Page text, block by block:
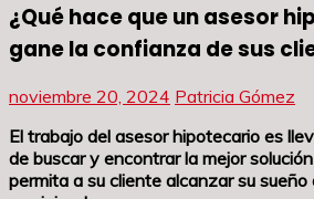
¿Qué hace que un asesor
gane la confianza de sus
noviembre 20, 2024 Patricia Gómez
El trabajo del asesor hipotecario es
de buscar y encontrar la mejor
permita a su cliente alcanzar su